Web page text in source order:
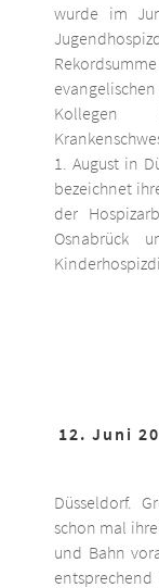
wurde im
Kollegen
1. August in
bezeichnet
der
Osnabrück
12. Juni
Düsseldorf.
schon mal
und Bahn